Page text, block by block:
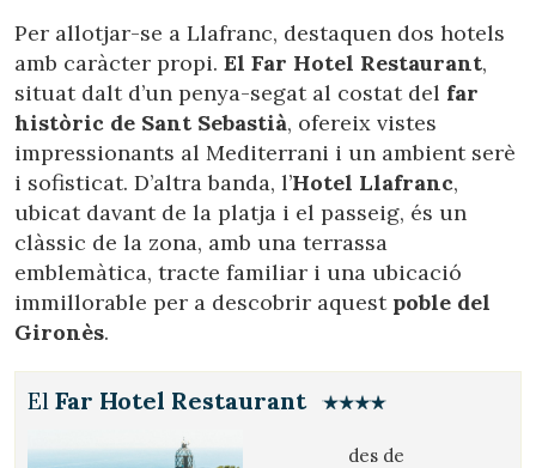
Per allotjar-se a Llafranc, destaquen dos hotels
amb caràcter propi. El Far Hotel Restaurant,
situat dalt d’un penya-segat al costat del far
històric de Sant Sebastià, ofereix vistes
impressionants al Mediterrani i un ambient serè
i sofisticat. D’altra banda, l’Hotel Llafranc,
ubicat davant de la platja i el passeig, és un
clàssic de la zona, amb una terrassa
emblemàtica, tracte familiar i una ubicació
immillorable per a descobrir aquest poble del
Gironès.
El Far Hotel Restaurant
des de